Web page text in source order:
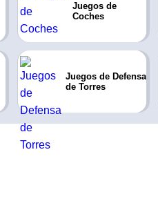
Juegos de
Coches
Juegos de Defensa
de Torres